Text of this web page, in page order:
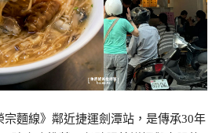
麵線》鄰近捷運劍潭站，是傳承30年